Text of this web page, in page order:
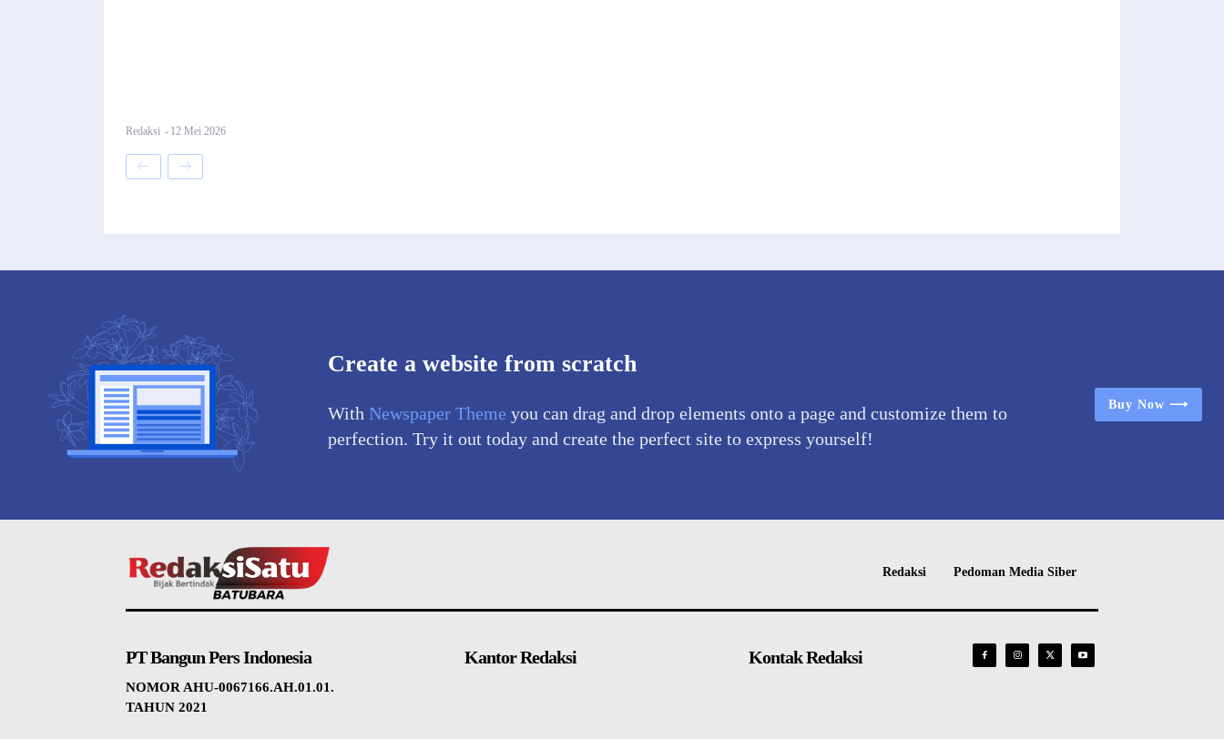
Redaksi - 12 Mei 2026
Create a website from scratch
With Newspaper Theme you can drag and drop elements onto a page and customize them to
perfection. Try it out today and create the perfect site to express yourself!
Buy Now ⟶
Redaksi Pedoman Media Siber
PT Bangun Pers Indonesia
NOMOR AHU-0067166.AH.01.01.
TAHUN 2021
Kantor Redaksi Kontak Redaksi